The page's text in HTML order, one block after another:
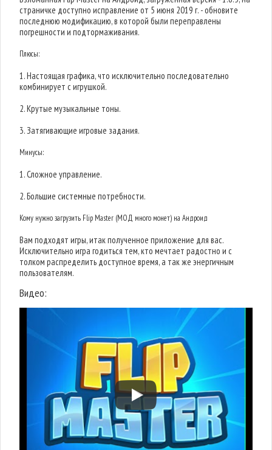
страничке доступно исправление от 5 июня 2019 г. - обновите
последнюю модификацию, в которой были переправлены
погрешности и подтормаживания.
Плюсы:
1. Настоящая графика, что исключительно последовательно
комбинирует с игрушкой.
2. Крутые музыкальные тоны.
3. Затягивающие игровые задания.
Минусы:
1. Сложное управление.
2. Большие системные потребности.
Кому нужно загрузить Flip Master (МОД много монет) на Андроид
Вам подходят игры, итак полученное приложение для вас.
Исключительно игра годиться тем, кто мечтает радостно и с
толком распределить доступное время, а так же энергичным
пользователям.
Видео: